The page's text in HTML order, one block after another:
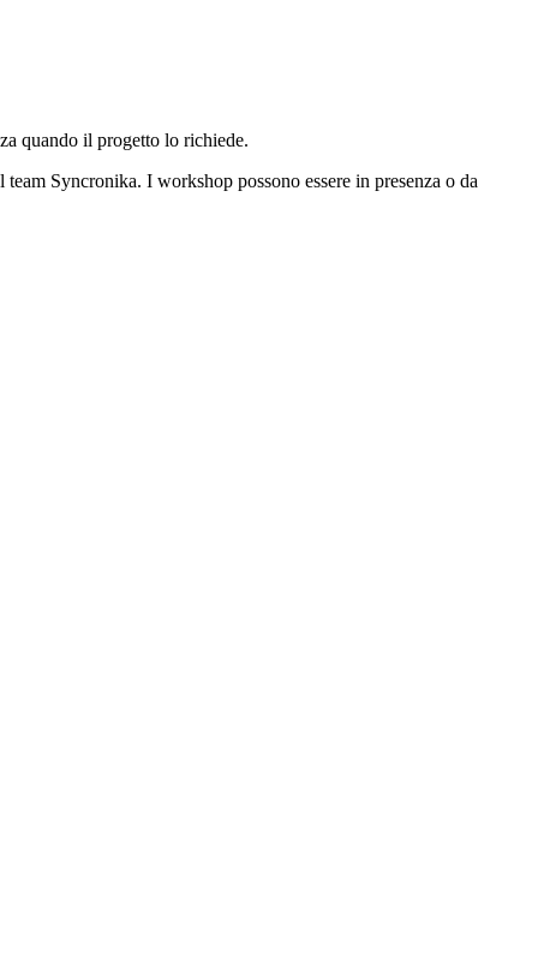
quando il progetto lo richiede.
Syncronika. I workshop possono essere in presenza o da